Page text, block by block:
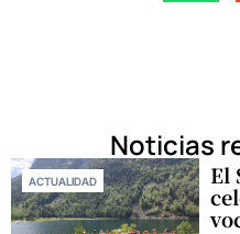
Noticias
ACTUALIDAD El